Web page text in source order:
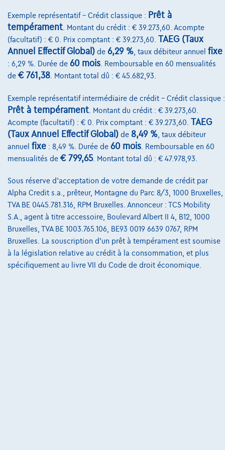
Exemple représentatif – Crédit classique : Prêt à
tempérament . Montant du crédit : € 39.273,60. Acompte
(facultatif) : € 0. Prix comptant : € 39.273,60. TAEG (Taux
Annuel Effectif Global) de 6,29 % , taux débiteur annuel fixe
: 6,29 %. Durée de 60 mois . Remboursable en 60 mensualités
de € 761,38 . Montant total dû : € 45.682,93.
Exemple représentatif intermédiaire de crédit – Crédit classique :
Prêt à tempérament . Montant du crédit : € 39.273,60.
Acompte (facultatif) : € 0. Prix comptant : € 39.273,60. TAEG
(Taux Annuel Effectif Global) de 8,49 % , taux débiteur
annuel fixe : 8,49 %. Durée de 60 mois . Remboursable en 60
mensualités de € 799,65. Montant total dû : € 47.978,93.
Sous réserve d'acceptation de votre demande de crédit par
Alpha Credit s.a., prêteur, Montagne du Parc 8/3, 1000 Bruxelles,
TVA BE 0445.781.316, RPM Bruxelles. Annonceur : TCS Mobility
S.A., agent à titre accessoire, Boulevard Albert II 4, B12, 1000
Bruxelles, TVA BE 1003.765.106, BE93 0019 6639 0767, RPM
Bruxelles. La souscription d'un prêt à tempérament est soumise
à la législation relative au crédit à la consommation, et plus
spécifiquement au livre VII du Code de droit économique.
Leasing
Sur Nous
Devenez client
Qui nous sommes
Charte de qualité
Nos dealers
Nos partenaires
Contact
@2024 TCS Mobility SA/NV Copyright
Conditions Générales